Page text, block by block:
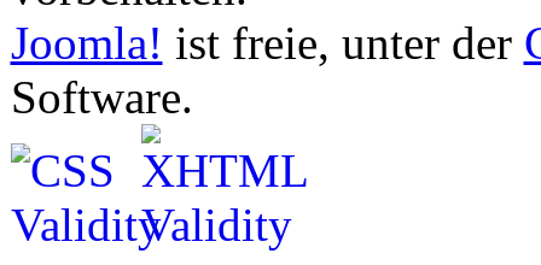
Joomla! ist freie, unter der
Software.